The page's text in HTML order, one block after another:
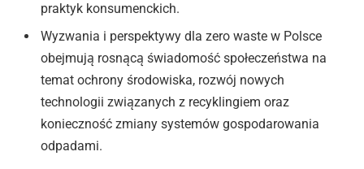
praktyk konsumenckich.
Wyzwania i perspektywy dla zero waste w Polsce
obejmują rosnącą świadomość społeczeństwa na
temat ochrony środowiska, rozwój nowych
technologii związanych z recyklingiem oraz
konieczność zmiany systemów gospodarowania
odpadami.